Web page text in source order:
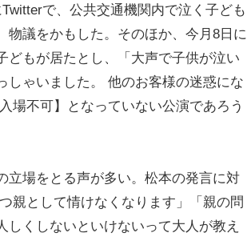
で、公共交通機関内で泣く子ども
物議をかもした。そのほか、今月8日に
どもが居たとし、「大声で子供が泣い
しゃいました。 他のお客様の迷惑にな
場不可】となっていない公演であろう
場をとる声が多い。松本の発言に対
親として情けなくなります」「親の問
くしないといけないって大人が教え